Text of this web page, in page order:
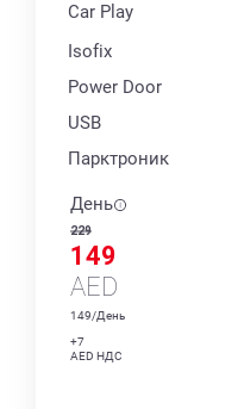
Car Play
Isofix
Power Door
USB
Парктроник
День
229
149
AED
149/День
+7
AED НДС